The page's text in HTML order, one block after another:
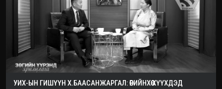
УИХ-ЫН ГИШҮҮН Х.БААСАНЖАРГАЛ: ӨӨРИЙНХӨӨ ХҮҮХДЭД